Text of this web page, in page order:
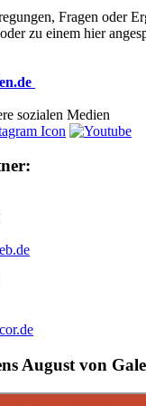
Fragen oder
zu einem hier
sozialen Medien
August von